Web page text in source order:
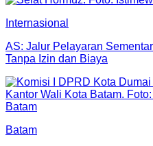
Internasional
AS: Jalur Pelayaran
Tanpa Izin dan Biaya
Batam